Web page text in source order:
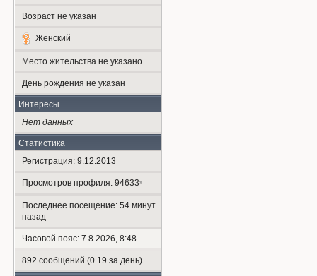
Возраст не указан
Женский
Место жительства не указано
День рождения не указан
Интересы
Нет данных
Статистика
Регистрация: 9.12.2013
Просмотров профиля: 94633*
Последнее посещение: 54 минут
назад
Часовой пояс: 7.8.2026, 8:48
892 сообщений (0.19 за день)